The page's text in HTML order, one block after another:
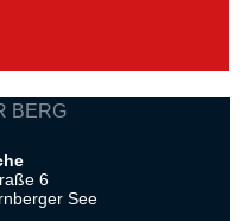
BERG
6
See